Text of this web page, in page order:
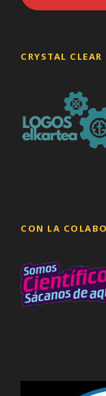
CRYSTAL
CON LA